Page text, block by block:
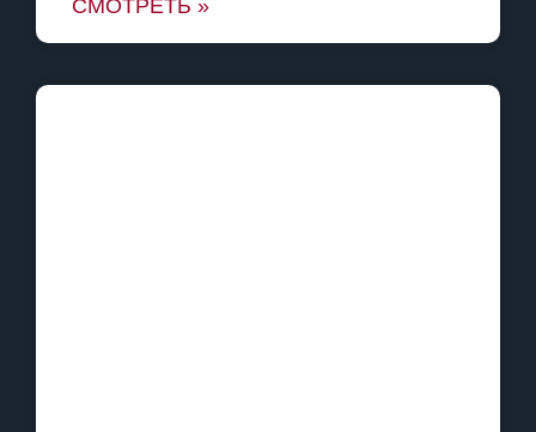
СМОТРЕТЬ »